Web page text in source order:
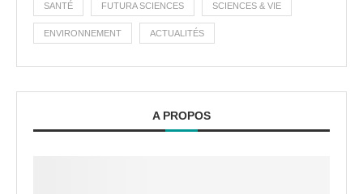
SANTÉ FUTURA SCIENCES SCIENCES & VIE
ENVIRONNEMENT ACTUALITÉS
A PROPOS